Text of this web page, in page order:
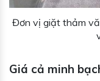
Đơn vị giặt thảm
Giá cả minh